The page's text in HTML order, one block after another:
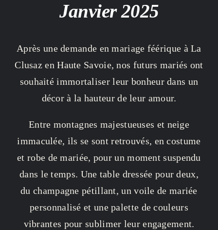
Janvier 2025
Après une demande en mariage féérique à La
Clusaz en Haute Savoie, nos futurs mariés ont
souhaité immortaliser leur bonheur dans un
décor à la hauteur de leur amour.
Entre montagnes majestueuses et neige
immaculée, ils se sont retrouvés, en costume
et robe de mariée, pour un moment suspendu
dans le temps. Une table dressée pour deux,
du champagne pétillant, un voile de mariée
personnalisé et une palette de couleurs
vibrantes pour sublimer leur engagement.